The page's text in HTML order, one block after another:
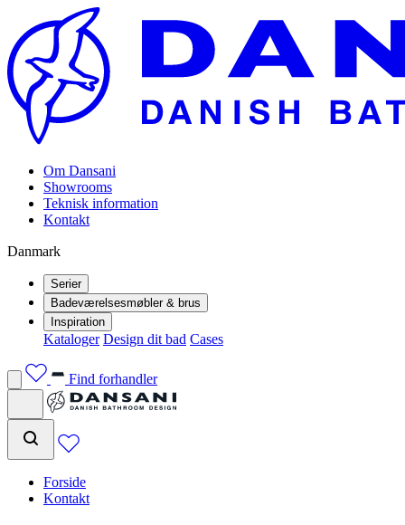
Om Dansani
Showrooms
Teknisk information
Kontakt
Danmark
Serier
Badeværelsesmøbler & brus
Inspiration
Kataloger Design dit bad Cases
Find forhandler
Forside
Kontakt